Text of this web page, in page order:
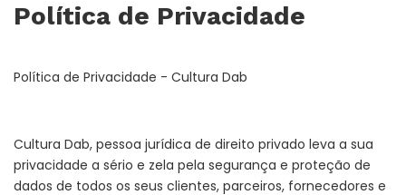
Política de Privacidade
Política de Privacidade - Cultura Dab
Cultura Dab, pessoa jurídica de direito privado leva a sua
privacidade a sério e zela pela segurança e proteção de
dados de todos os seus clientes, parceiros, fornecedores e